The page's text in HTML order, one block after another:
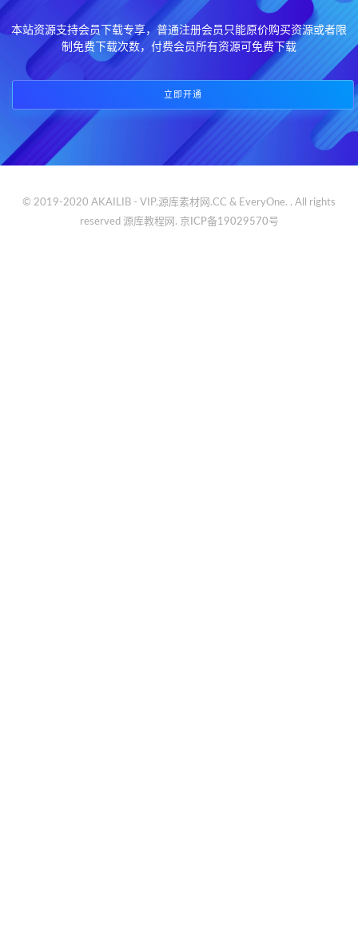
本站资源支持会员下载专享，普通注册会员只能原价购买资源或者限
制免费下载次数，付费会员所有资源可免费下载
立即开通
© 2019-2020 AKAILIB - VIP.源库素材网.CC & EveryOne. . All rights
reserved 源库教程网. 京ICP备19029570号